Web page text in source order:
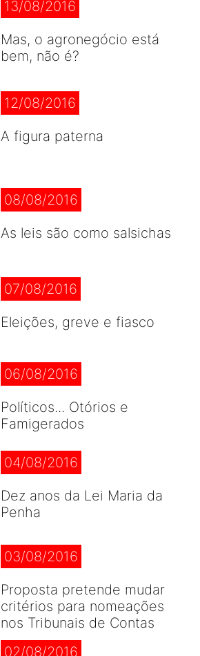
13/08/2016
Mas, o agronegócio está
bem, não é?
12/08/2016
A figura paterna
08/08/2016
As leis são como salsichas
07/08/2016
Eleições, greve e fiasco
06/08/2016
Políticos... Otórios e
Famigerados
04/08/2016
Dez anos da Lei Maria da
Penha
03/08/2016
Proposta pretende mudar
critérios para nomeações
nos Tribunais de Contas
02/08/2016